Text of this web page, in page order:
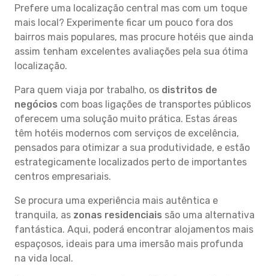
Prefere uma localização central mas com um toque
mais local? Experimente ficar um pouco fora dos
bairros mais populares, mas procure hotéis que ainda
assim tenham excelentes avaliações pela sua ótima
localização.
Para quem viaja por trabalho, os distritos de
negócios com boas ligações de transportes públicos
oferecem uma solução muito prática. Estas áreas
têm hotéis modernos com serviços de excelência,
pensados para otimizar a sua produtividade, e estão
estrategicamente localizados perto de importantes
centros empresariais.
Se procura uma experiência mais autêntica e
tranquila, as zonas residenciais são uma alternativa
fantástica. Aqui, poderá encontrar alojamentos mais
espaçosos, ideais para uma imersão mais profunda
na vida local.